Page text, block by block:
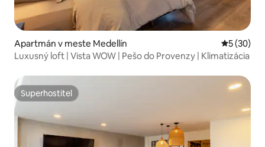
Apartmán v meste Medellín
5 (30)
Luxusný loft | Vista WOW | Pešo do Provenzy | Klimatizácia
Superhostiteľ
Superhostiteľ